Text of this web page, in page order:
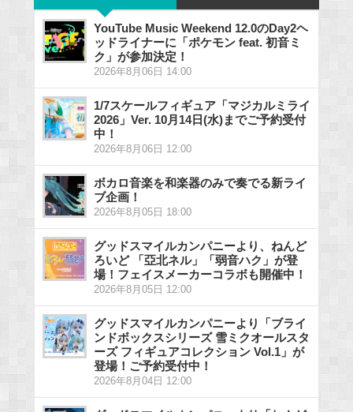
YouTube Music Weekend 12.0のDay2ヘ
ッドライナーに「ポケモン feat. 初音ミ
ク」が参加決定！
2026年8月06日 14:00
1/7スケールフィギュア「マジカルミライ
2026」Ver. 10月14日(水)までご予約受付
中！
2026年8月06日 12:00
ボカロ音楽を和楽器のみで奏でる新ライ
ブ企画！
2026年8月05日 18:00
グッドスマイルカンパニーより、ねんど
ろいど 「亞北ネル」「弱音ハク」が登
場！フェイスメーカーコラボも開催中！
2026年8月05日 12:00
グッドスマイルカンパニーより「ブライ
ンドボックスシリーズ 雪ミクオールスタ
ーズ フィギュアコレクション Vol.1」が
登場！ご予約受付中！
2026年8月04日 12:00